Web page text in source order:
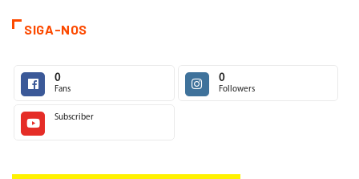
SIGA-NOS
0
Fans
0
Followers
Subscriber